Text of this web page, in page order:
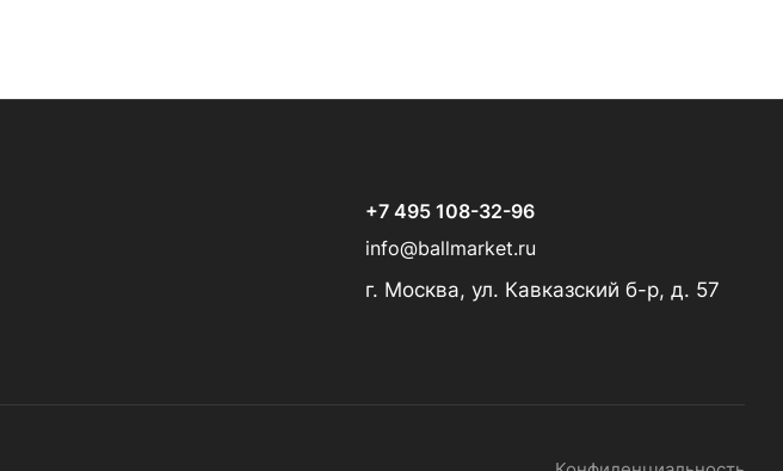
+7 495 108-32-96
info@ballmarket.ru
г. Москва, ул. Кавказский б-р, д. 57